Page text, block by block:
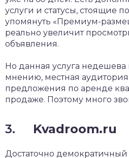
услуги и статусы, стоящие
упомянуть «Премиум-
реально увеличит
объявления.
Но данная услуга
мнению, местная
предложения по аренде
продаже. Поэтому много
3. Kvadroom.ru
Достаточно